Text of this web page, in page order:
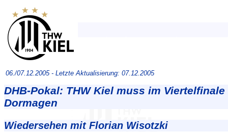
06./07.12.2005 - Letzte Aktualisierung: 07.12.2005
DHB-Pokal: THW Kiel muss im Viertelfinale
Dormagen
Wiedersehen mit Florian Wisotzki